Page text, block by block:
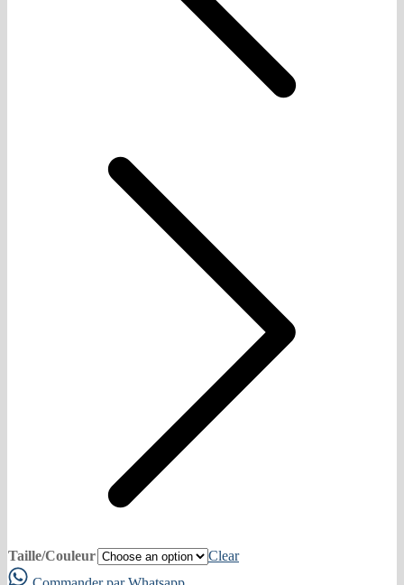
Taille/Couleur
Clear